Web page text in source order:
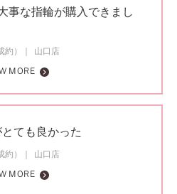
事な指輪が購入できまし
）
山口店
MORE
ても良かった
）
山口店
MORE